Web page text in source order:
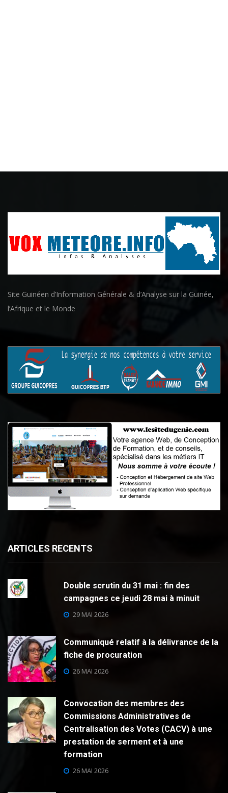
Site Guinéen d’Information Générale & d’Analyse sur la Guinée,
l’Afrique et le Monde
ARTICLES RECENTS
Double scrutin du 31 mai : fin des
campagnes ce jeudi 28 mai à minuit
29 MAI 2026
Communiqué relatif à la délivrance de la
fiche de procuration
26 MAI 2026
Convocation des membres des
Commissions Administratives de
Centralisation des Votes (CACV) à une
prestation de serment et à une
formation
26 MAI 2026